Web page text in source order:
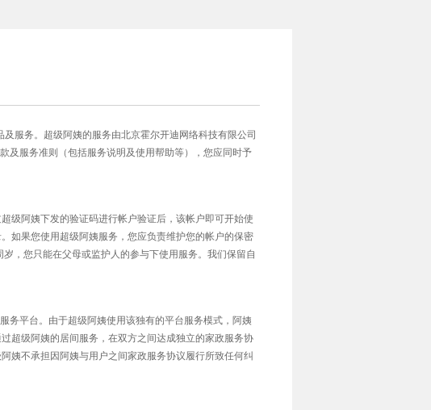
服务。超级阿姨的服务由北京霍尔开迪网络科技有限公司
及服务准则（包括服务说明及使用帮助等），您应同时予
级阿姨下发的验证码进行帐户验证后，该帐户即可开始使
如果您使用超级阿姨服务，您应负责维护您的帐户的保密
，您只能在父母或监护人的参与下使用服务。我们保留自
务平台。由于超级阿姨使用该独有的平台服务模式，阿姨
超级阿姨的居间服务，在双方之间达成独立的家政服务协
姨不承担因阿姨与用户之间家政服务协议履行所致任何纠